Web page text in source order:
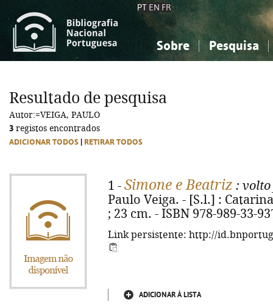
PT EN FR
Sobre Pesquisa
Ciências sociais...
Ciências sociais...
Resultado de pesquisa
Autor:=VEIGA, PAULO
3 registos encontrados
ADICIONAR TODOS RETIRAR TODOS
1 - Simone e Beatriz :
Paulo Veiga. - [S.l.] :
; 23 cm. - ISBN 978-989-33-
Link persistente: http://
ADICIONAR À LISTA